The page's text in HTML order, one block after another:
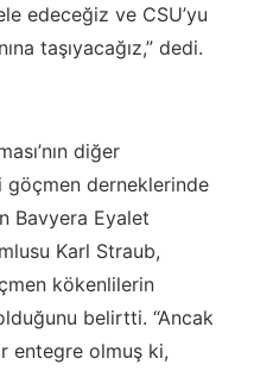
edeceğiz ve CSU’yu
taşıyacağız,” dedi.
diğer
göçmen derneklerinde
Bavyera Eyalet
Karl Straub,
kökenlilerin
belirtti. “Ancak
entegre olmuş ki,